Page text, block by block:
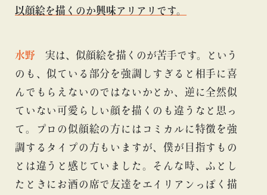
以顔絵を描くのか興味アリアリです。
水野 実は、似顔絵を描くのが苦手です。
という
のも、似ている部分を強調しすぎると相手に喜
んでもらえないのではないかとか、逆に全然似
ていない可愛らしい顔を描くのも違うなと思っ
て。プロの似顔絵の方にはコミカルに特徴を強
調するタイプの方もいますが、僕が目指すもの
とは違うと感じていました。そんな時、ふとし
たときにお酒の席で友達をエイリアンっぽく描